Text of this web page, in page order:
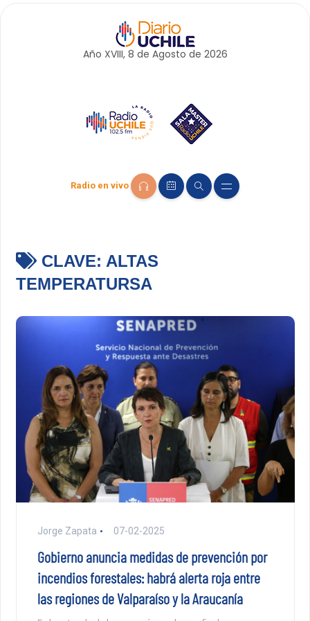
Año XVIII, 8 de Agosto de 2026
Radio en vivo
CLAVE: ALTAS
TEMPERATURSA
Jorge Zapata 07-02-2025
Gobierno anuncia medidas de prevención por
incendios forestales: habrá alerta roja entre
las regiones de Valparaíso y la Araucanía